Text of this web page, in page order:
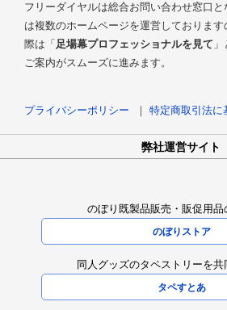
フリーダイヤルは総合お問い合わせ窓口
は複数のホームページを運営しておりま
際は「 足場幕プロフェッショナルを見て
ご案内がスムーズに進みます。
プライバシーポリシー ｜ 特定商取引法に
弊社運営サイト
のぼり既製品販売・販促用品
のぼりストア
同人グッズのタペストリーを
タペすとあ